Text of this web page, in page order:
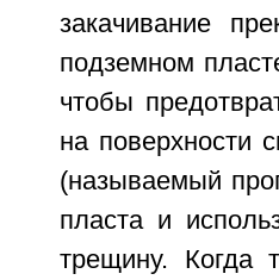
закачивание
подземном
чтобы
на поверхности
(называемый
пласта и
трещину. Когда